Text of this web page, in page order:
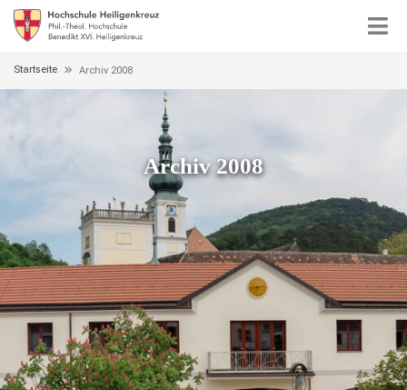
Startseite Archiv 2008
Archiv 2008